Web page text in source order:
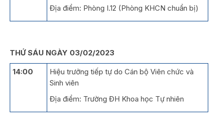
Địa điểm: Phòng I.12 (Phòng KHCN chuẩn bị)
THỨ SÁU NGÀY 03/02/2023
14:00
Hiệu trưởng tiếp tự do Cán bộ Viên chức và
Sinh viên
Địa điểm: Trường ĐH Khoa học Tự nhiên